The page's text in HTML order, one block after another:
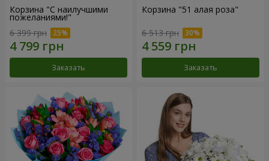
Корзина "С наилучшими
пожеланиями!"
6 399 грн
Заказать
Корзина "51 алая роза"
6 513 грн
Заказать